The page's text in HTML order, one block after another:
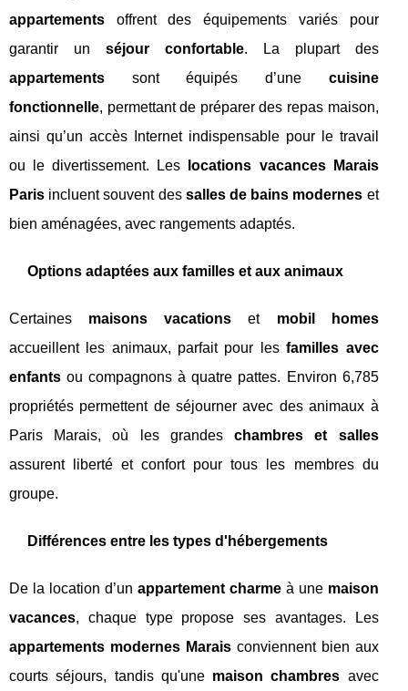
appartements offrent des équipements variés pour
garantir un séjour confortable. La plupart des
appartements sont équipés d’une cuisine
fonctionnelle, permettant de préparer des repas maison,
ainsi qu’un accès Internet indispensable pour le travail
ou le divertissement. Les
locations vacances Marais
Paris incluent souvent des salles de bains modernes et
bien aménagées, avec rangements adaptés.
Options adaptées aux familles et aux animaux
Certaines maisons vacations et mobil homes
accueillent les animaux, parfait pour lesfamilles avec
enfants ou compagnons à quatre pattes. Environ 6,785
propriétés permettent de séjourner avec des animaux à
Paris Marais, où les grandeschambres et salles
assurent liberté et confort pour tous les membres du
groupe.
Différences entre les types d'hébergements
De la location d’un appartement charmeà une maison
vacances, chaque type propose ses avantages. Les
appartements modernes Maraisconviennent bien aux
courts séjours, tandis qu'une maison chambres avec